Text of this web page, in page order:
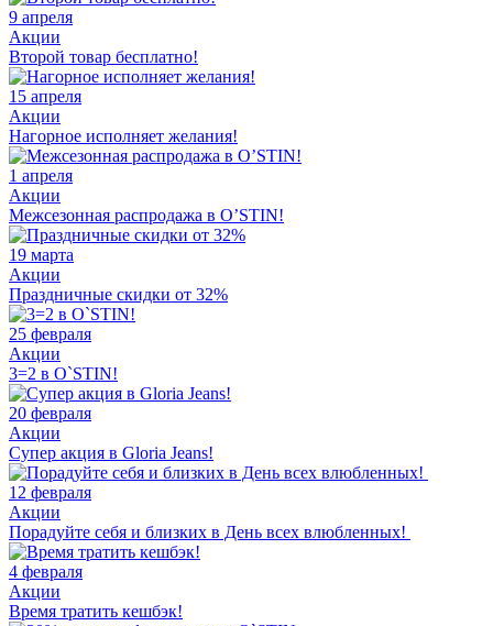
9 апреля
Акции
Второй товар бесплатно!
15 апреля
Акции
Нагорное исполняет желания!
1 апреля
Акции
Межсезонная распродажа в O’STIN!
19 марта
Акции
Праздничные скидки от 32%
25 февраля
Акции
3=2 в O`STIN!
20 февраля
Акции
Супер акция в Gloria Jeans!
12 февраля
Акции
Порадуйте себя и близких в День всех влюбленных!
4 февраля
Акции
Время тратить кешбэк!